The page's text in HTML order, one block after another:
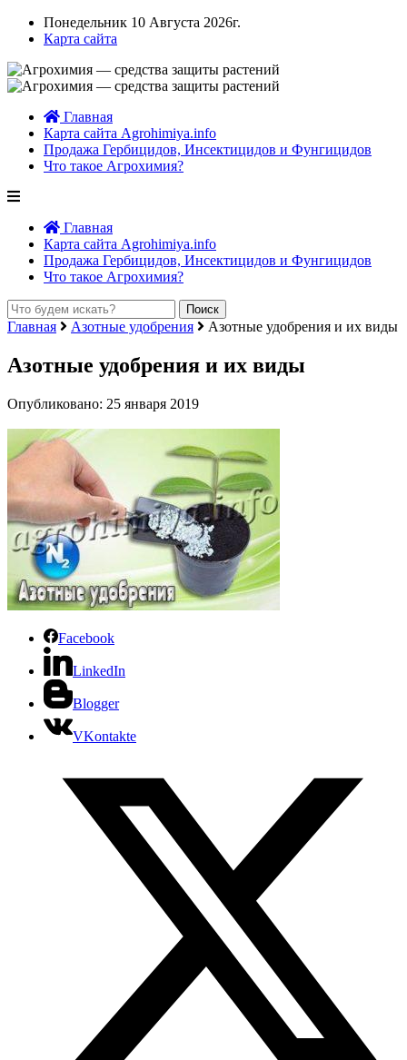
Понедельник 10 Августа 2026г.
Карта сайта
Главная
Карта сайта Agrohimiya.info
Продажа Гербицидов, Инсектицидов и Фунгицидов
Что такое Агрохимия?
Главная
Карта сайта Agrohimiya.info
Продажа Гербицидов, Инсектицидов и Фунгицидов
Что такое Агрохимия?
Главная Азотные удобрения Азотные удобрения и их виды
Азотные удобрения и их виды
Опубликовано: 25 января 2019
Facebook
LinkedIn
Blogger
VKontakte